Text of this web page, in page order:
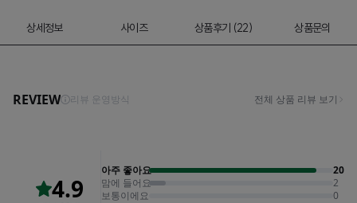
상세정보 사이즈 상품후기 (22) 상품문의